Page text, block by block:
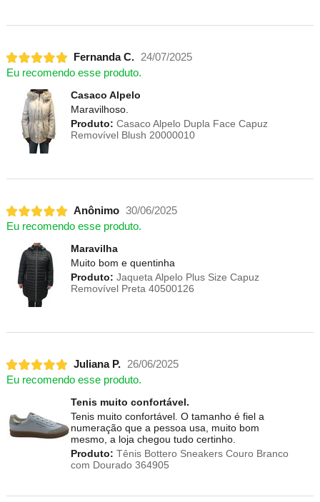
Fernanda C. 24/07/2025
Eu recomendo esse produto.
Casaco Alpelo
Maravilhoso.
Produto: Casaco Alpelo Dupla Face Capuz
Removível Blush 20000010
Anônimo 30/06/2025
Eu recomendo esse produto.
Maravilha
Muito bom e quentinha
Produto: Jaqueta Alpelo Plus Size Capuz
Removível Preta 40500126
Juliana P. 26/06/2025
Eu recomendo esse produto.
Tenis muito confortável.
Tenis muito confortável. O tamanho é fiel a
numeração que a pessoa usa, muito bom
mesmo, a loja chegou tudo certinho.
Produto: Tênis Bottero Sneakers Couro Branco
com Dourado 364905